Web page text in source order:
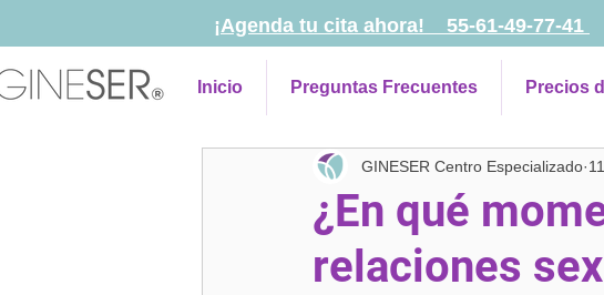
¡Agenda tu cita ahora! 55-61-49-77-41
Inicio Preguntas Frecuentes Precios
¿En qué
relaciones
GINESER Centro Especializado